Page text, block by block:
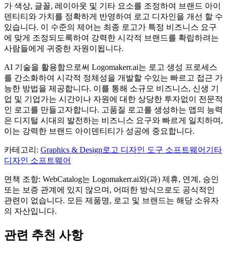
가 색상, 글꼴, 레이아웃 및 기타 요소를 조정하여 브랜드 아이
덴티티와 가치를 정확하게 반영하여 로고 디자인을 개선 할 수
있습니다. 이 수준의 제어는 최종 로고가 특정 비즈니스 요구
에 맞게 조정되도록하여 강력한 시각적 브랜드를 확립하려는
사람들에게 귀중한 자원이됩니다.
AI 기술을 활용함으로써 Logomakerr.ai는 로고 생성 프로세스
를 간소화하여 시각적 정체성을 개발할 수있는 빠르고 접근 가
능한 방법을 제공합니다. 이를 통해 소규모 비즈니스, 신생 기
업 및 기업가는 시간이나 자원에 대한 상당한 투자없이 전문적
인 로고를 만들고자합니다. 고품질 로고를 생성하는 앱의 능력
은 디지털 시대의 발전하는 비즈니스 요구와 빠르게 일치하며,
이는 강력한 브랜드 아이덴티티가 성공에 중요합니다.
카테고리 : Graphics & Design로고 디자인 도구 소프트웨어 기타
디자인 소프트웨어
면책 조항: WebCatalog는 Logomakerr.ai와(과) 제휴, 연계, 승인
또는 보증 관계에 있지 않으며, 어떠한 방식으로도 공식적인
관련이 없습니다. 모든 제품명, 로고 및 브랜드는 해당 소유자
의 자산입니다.
관련 추천 사항